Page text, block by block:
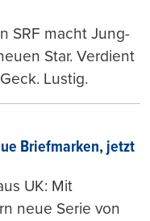
SRF macht Jung-
Star. Verdient
Lustig.
Briefmarken, jetzt
UK: Mit
neue Serie von